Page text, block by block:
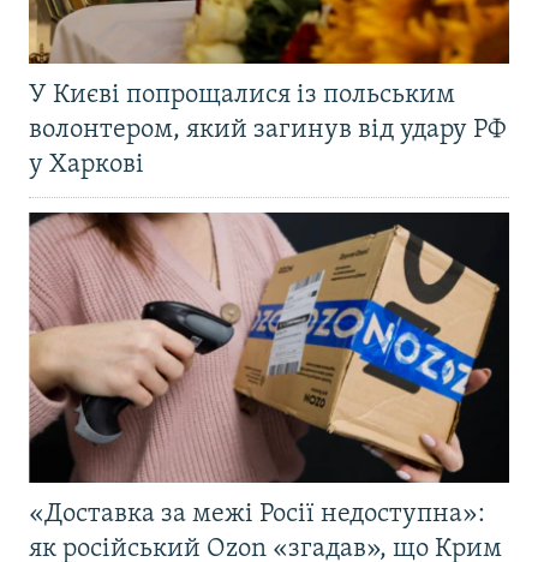
У Києві попрощалися із польським
волонтером, який загинув від удару РФ
у Харкові
«Доставка за межі Росії недоступна»:
як російський Ozon «згадав», що Крим